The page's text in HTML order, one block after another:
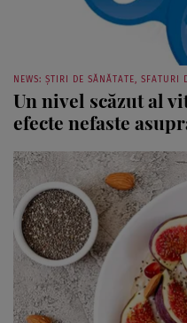
Un nivel scăzut al
efecte nefaste